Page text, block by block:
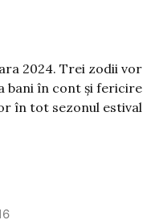
2024. Trei zodii vor
bani în cont şi fericire
în tot sezonul estival